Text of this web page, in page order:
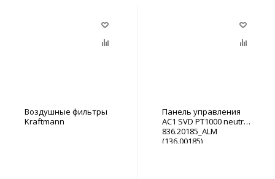
Воздушные фильтры
Kraftmann
Панель управления
АС1 SVD PT1000 neutral
836.20185_ALM
(136.00185)